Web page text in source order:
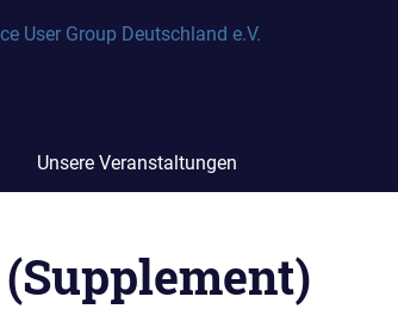
Unsere Veranstaltungen